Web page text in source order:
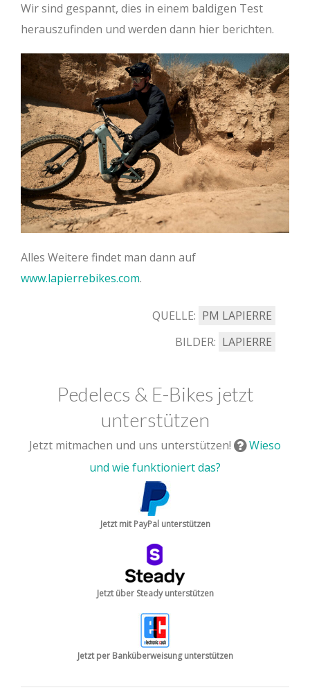
Wir sind gespannt, dies in einem baldigen Test
herauszufinden und werden dann hier berichten.
Alles Weitere findet man dann auf
www.lapierrebikes.com.
QUELLE: PM LAPIERRE
BILDER: LAPIERRE
Pedelecs & E-Bikes jetzt
unterstützen
Jetzt mitmachen und uns unterstützen!
Wieso
und wie funktioniert das?
Jetzt mit PayPal unterstützen
Jetzt über Steady unterstützen
Jetzt per Banküberweisung unterstützen